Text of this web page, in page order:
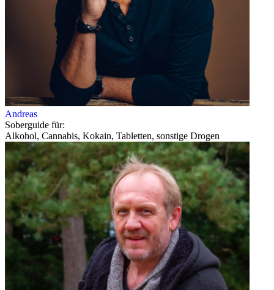
Andreas
Soberguide für:
Alkohol, Cannabis, Kokain, Tabletten, sonstige Drogen